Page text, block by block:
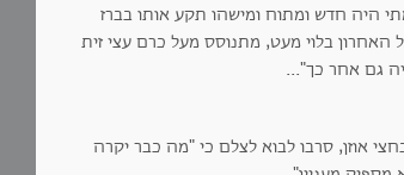
היה חדש ומתוח ומישהו תקע אותו בברז
האחרון בלוי מעט, מתנוסס מעל כרם עצי זית
גם אחר כך"...
אוזן, סרבו לבוא לצלם כי "מה כבר יקרה